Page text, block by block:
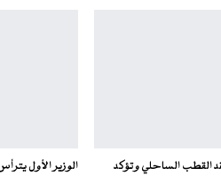
القطب الساحلي وتؤكد
الوزير الأول